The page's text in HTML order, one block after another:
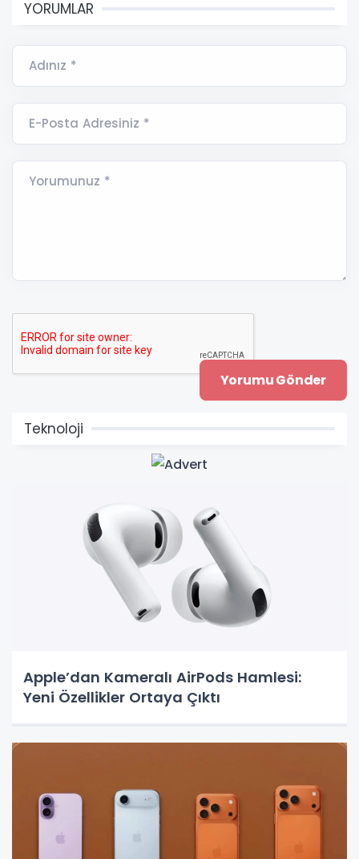
YORUMLAR
Adınız *
E-Posta Adresiniz *
Yorumunuz *
Teknoloji
Apple’dan Kameralı AirPods Hamlesi:
Yeni Özellikler Ortaya Çıktı